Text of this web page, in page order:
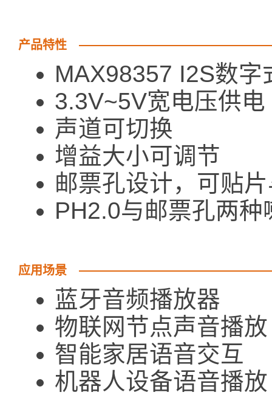
产品特性
MAX98357 I2S数
3.3V~5V宽电压供电
声道可切换
增益大小可调节
邮票孔设计，可贴
PH2.0与邮票孔两种
应用场景
蓝牙音频播放器
物联网节点声音播放
智能家居语音交互
机器人设备语音播放